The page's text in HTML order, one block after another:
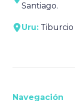
Navegación
Santiago.
Uru: Tiburcio